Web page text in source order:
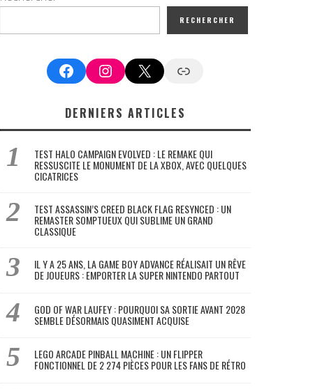
RECHERCHER
FacebookInstagram
X Google News
DERNIERS ARTICLES
TEST HALO CAMPAIGN EVOLVED : LE REMAKE QUI
RESSUSCITE LE MONUMENT DE LA XBOX, AVEC QUELQUES
CICATRICES
TEST ASSASSIN’S CREED BLACK FLAG RESYNCED : UN
REMASTER SOMPTUEUX QUI SUBLIME UN GRAND
CLASSIQUE
IL Y A 25 ANS, LA GAME BOY ADVANCE RÉALISAIT UN RÊVE
DE JOUEURS : EMPORTER LA SUPER NINTENDO PARTOUT
GOD OF WAR LAUFEY : POURQUOI SA SORTIE AVANT 2028
SEMBLE DÉSORMAIS QUASIMENT ACQUISE
LEGO ARCADE PINBALL MACHINE : UN FLIPPER
FONCTIONNEL DE 2 274 PIÈCES POUR LES FANS DE RÉTRO